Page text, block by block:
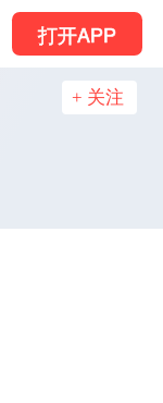
打开APP
+ 关注